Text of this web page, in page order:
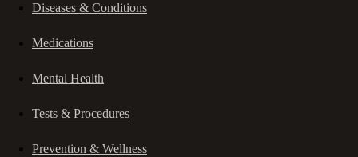
Diseases & Conditions
Medications
Mental Health
Tests & Procedures
Prevention & Wellness